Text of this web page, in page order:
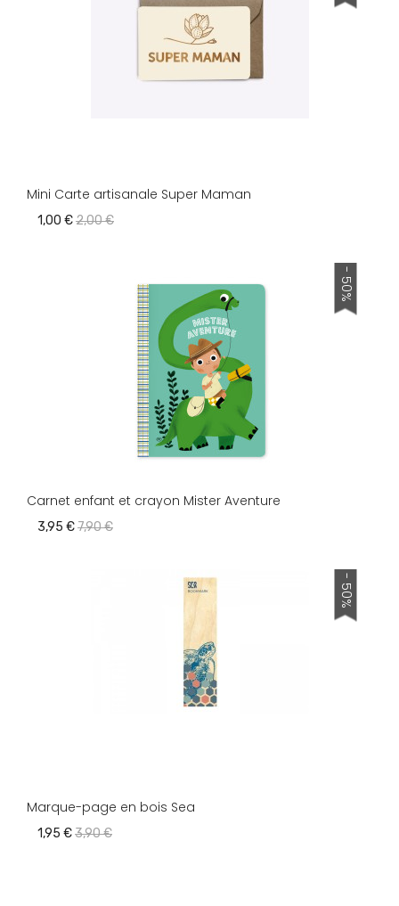
Mini Carte artisanale Super Maman
1,00 €2,00 €
- 50%
Carnet enfant et crayon Mister Aventure
3,95 €7,90 €
- 50%
Marque-page en bois Sea
1,95 €3,90 €